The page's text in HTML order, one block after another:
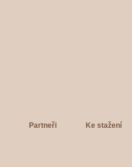
Partneři Ke stažení